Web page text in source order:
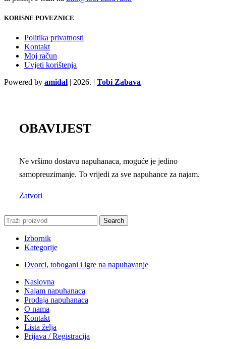
KORISNE POVEZNICE
Politika privatnosti
Kontakt
Moj račun
Uvjeti korištenja
Powered by amidal | 2026. | Tobi Zabava
OBAVIJEST
Ne vršimo dostavu napuhanaca, moguće je jedino
samopreuzimanje. To vrijedi za sve napuhance za najam.
Zatvori
Search
Izbornik
Kategorije
Dvorci, tobogani i igre na napuhavanje
Naslovna
Najam napuhanaca
Prodaja napuhanaca
O nama
Kontakt
Lista želja
Prijava / Registracija